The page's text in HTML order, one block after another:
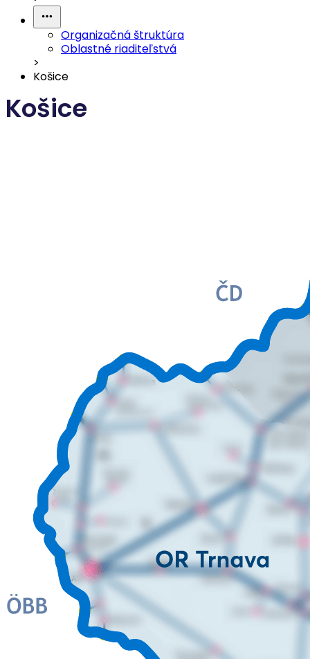
Organizačná štruktúra
Oblastné riaditeľstvá
>
Košice
Košice